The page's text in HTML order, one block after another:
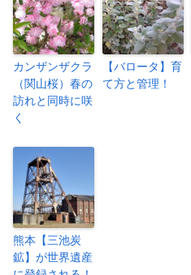
カンザンザクラ
（関山桜）春の
訪れと同時に咲
く
【バロータ】育
て方と管理！
熊本【三池炭
鉱】が世界遺産